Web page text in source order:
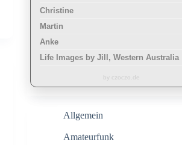
Christine
Martin
Anke
Life Images by Jill, Western Australia
by czoczo.de
Allgemein
Amateurfunk